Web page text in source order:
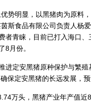
明显，以黑猪肉为原料
斯食品有限公司负责人杨
者青睐，目前已打入海口
8月份。
定安黑猪原种保护与繁殖
保定安黑猪的长远发展，
万头，黑猪产业年产值近